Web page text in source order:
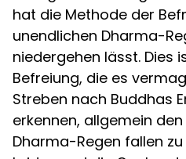
hat die Methode der
unendlichen Dharma-
niedergehen lässt. Dies
Befreiung, die es
Streben nach Buddhas
erkennen, allgemein
Dharma-Regen fallen